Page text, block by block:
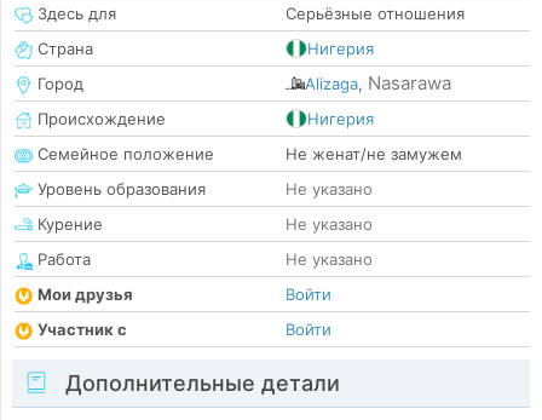
Здесь для
Серьёзные отношения
Страна
Нигерия
Город
Alizaga, Nasarawa
Происхождение
Нигерия
Семейное положение
Не женат/не замужем
Уровень образования
Не указано
Курение
Не указано
Работа
Не указано
Мои друзья
Войти
Участник с
Войти
Дополнительные детали